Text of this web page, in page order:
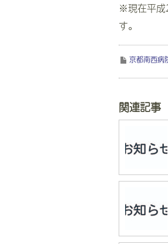
※現在平成
す。
京都南西病
関連記事